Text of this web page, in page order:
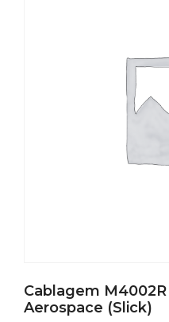
Cablagem
Aerospace (Slick)